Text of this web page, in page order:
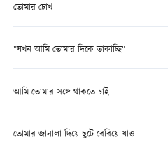
তোমার চোখ
"যখন আমি তোমার দিকে তাকাচ্ছি"
আমি তোমার সঙ্গে থাকতে চাই
তোমার জানালা দিয়ে ছুটে বেরিয়ে যাও